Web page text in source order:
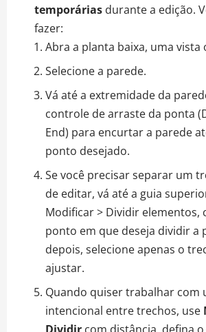
temporárias durante a edição.
fazer:
Abra a planta baixa, uma vista
Selecione a parede.
Vá até a extremidade da
controle de arraste da ponta
End) para encurtar a parede
ponto desejado.
Se você precisar separar um
de editar, vá até a guia
Modificar > Dividir elementos,
ponto em que deseja dividir a
depois, selecione apenas o
ajustar.
Quando quiser trabalhar com
intencional entre trechos, use
Dividir com distância, defina